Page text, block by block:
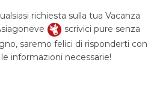
richiesta sulla tua Vacanza
scrivici pure senza
saremo felici di risponderti con
informazioni necessarie!